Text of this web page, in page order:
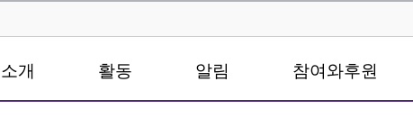
소개 활동 알림 참여와후원